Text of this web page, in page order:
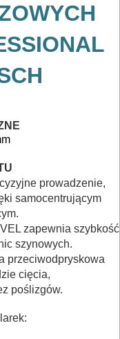
prowadzenie,
samocentrującym
zapewnia szybkość
szynowych.
przeciwodpryskowa
cięcia,
poślizgów.